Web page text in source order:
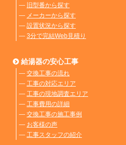
― 旧型番から探す
― メーカーから探す
― 設置状況から探す
― 3分で完結Web見積り
給湯器の安心工事
― 交換工事の流れ
― 工事の対応エリア
― 工事の現地調査エリア
― 工事費用の詳細
― 交換工事の施工事例
― お客様の声
― 工事スタッフの紹介